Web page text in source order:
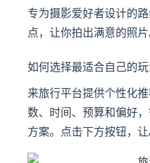
专为摄影爱好者设计的
点，让你拍出满意的照片
如何选择最适合自己的玩
来旅行平台提供个性化
数、时间、预算和偏好
方案。点击下方按钮，